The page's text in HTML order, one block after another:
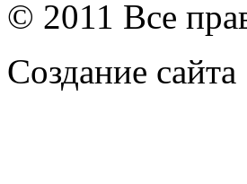
© 2011 Все
Создание сайта